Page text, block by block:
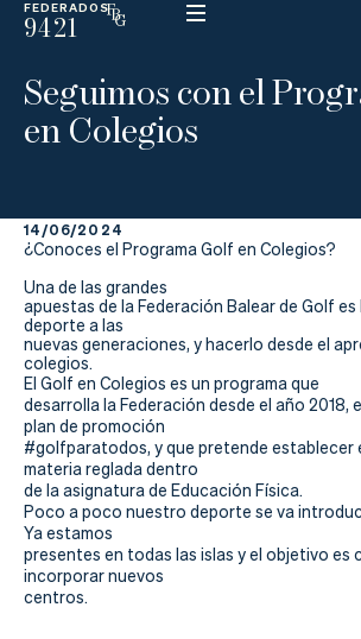
FEDERADOS
9421
ESP
N
D
C
La
Federación
Federarse
Jugar
Aprender
Actualidad
Tienda
Seguimos con el
en Colegios
14/06/2024
¿Conoces el Programa Golf en Colegios?
Una de las grandes
apuestas de la Federación Balear de Golf
deporte a las
nuevas generaciones, y hacerlo desde el
colegios.
El Golf en Colegios es un programa que
desarrolla la Federación desde el año 2018,
plan de promoción
#golfparatodos, y que pretende establecer
materia reglada dentro
de la asignatura de Educación Física.
Poco a poco nuestro deporte se va
Ya estamos
presentes en todas las islas y el objetivo es
incorporar nuevos
centros.